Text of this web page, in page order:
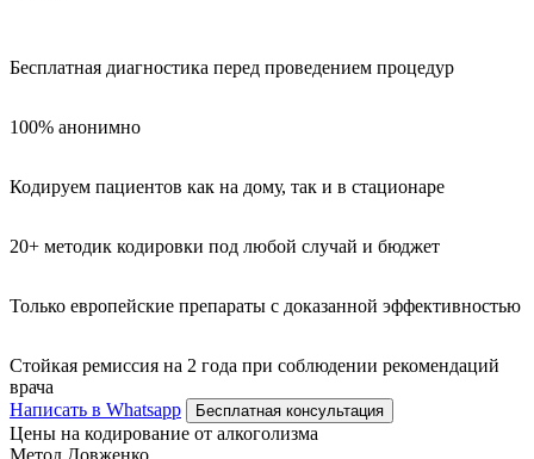
Бесплатная диагностика перед проведением процедур
100% анонимно
Кодируем пациентов как на дому, так и в стационаре
20+ методик кодировки под любой случай и бюджет
Только европейские препараты с доказанной эффективностью
Стойкая ремиссия на 2 года при соблюдении рекомендаций
врача
Написать в Whatsapp
Бесплатная консультация
Цены на кодирование от алкоголизма
Метод Довженко